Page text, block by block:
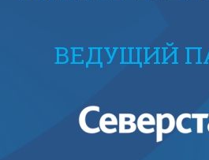
ВЕДУЩИЙ